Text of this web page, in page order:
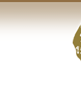
到